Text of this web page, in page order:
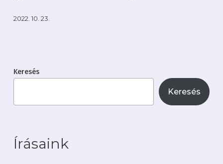
2022. 10. 23.
Keresés
Keresés
Írásaink